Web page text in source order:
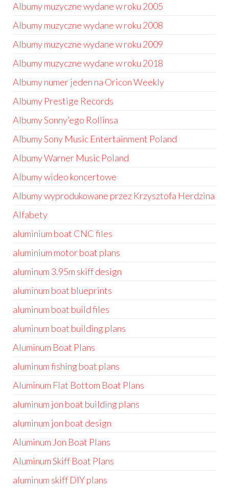
Albumy muzyczne wydane w roku 2005
Albumy muzyczne wydane w roku 2008
Albumy muzyczne wydane w roku 2009
Albumy muzyczne wydane w roku 2018
Albumy numer jeden na Oricon Weekly
Albumy Prestige Records
Albumy Sonny’ego Rollinsa
Albumy Sony Music Entertainment Poland
Albumy Warner Music Poland
Albumy wideo koncertowe
Albumy wyprodukowane przez Krzysztofa Herdzina
Alfabety
aluminium boat CNC files
aluminium motor boat plans
aluminum 3.95m skiff design
aluminum boat blueprints
aluminum boat build files
aluminum boat building plans
Aluminum Boat Plans
aluminum fishing boat plans
Aluminum Flat Bottom Boat Plans
aluminum jon boat building plans
aluminum jon boat design
Aluminum Jon Boat Plans
Aluminum Skiff Boat Plans
aluminum skiff DIY plans